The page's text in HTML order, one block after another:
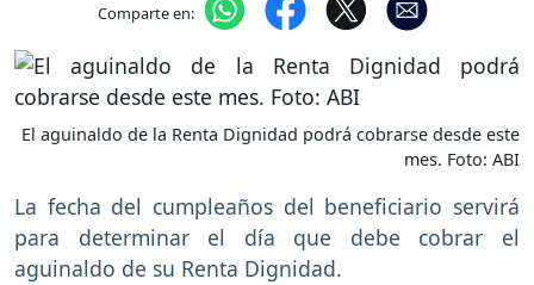
Comparte en:
El aguinaldo de la Renta Dignidad podrá cobrarse desde este
mes. Foto: ABI
La fecha del cumpleaños del beneficiario servirá
para determinar el día que debe cobrar el
aguinaldo de su Renta Dignidad.